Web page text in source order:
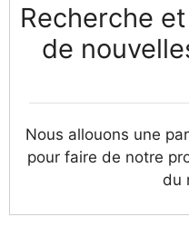
Recherche
de
Nous allouons une
pour faire de notre
du